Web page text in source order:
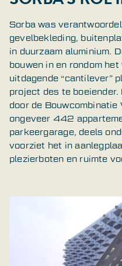
Sorba was
gevelbekleding,
in duurzaam aluminium.
bouwen in en rondom
uitdagende “cantilever”
project des te boeiender.
door de Bouwcombinatie
ongeveer 442
parkeergarage, deels
voorziet het in
plezierboten en ruimte